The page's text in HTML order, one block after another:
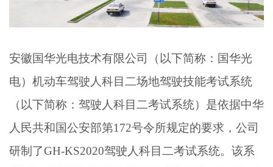
安徽国华光电技术有限公司（以下简称：国华光
电）机动车驾驶人科目二场地驾驶技能考试系统
（以下简称：驾驶人科目二考试系统）是依据中华
人民共和国公安部第172号令所规定的要求，公司
研制了GH-KS2020驾驶人科目二考试系统。该系